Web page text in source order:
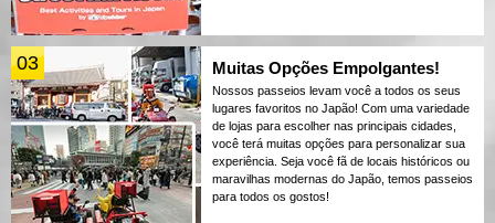
03 Muitas Opções Empolgantes!
Nossos passeios levam você a todos os seus
lugares favoritos no Japão! Com uma variedade
de lojas para escolher nas principais cidades,
você terá muitas opções para personalizar sua
experiência. Seja você fã de locais históricos ou
maravilhas modernas do Japão, temos passeios
para todos os gostos!